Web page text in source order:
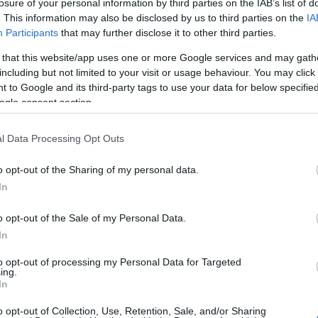
of your personal information by third parties on the IAB’s list of
This information may also be disclosed by us to third parties on the
Participants that may further disclose it to other third parties.
that this website/app uses one or more Google services and may
but not limited to your visit or usage behaviour. You may
to Google and its third-party tags to use your data for below
consent section.
Data Processing Opt Outs
opt-out of the Sharing of my personal data.
opt-out of the Sale of my Personal Data.
opt-out of processing my Personal Data for Targeted
opt-out of Collection, Use, Retention, Sale, and/or Sharing
az építészeti, bányászati és katonai felszerelésgyártó
IHI is segédkezik. A kutatószövetség
havi 20 ezer automata turbókompresszor
alkalmasak.
működő változatot.
nyomtatók innovátorok
Japán